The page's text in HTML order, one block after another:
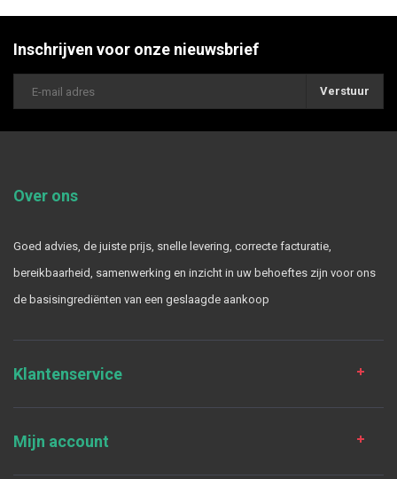
Inschrijven voor onze nieuwsbrief
Verstuur
Over ons
Goed advies, de juiste prijs, snelle levering, correcte facturatie,
bereikbaarheid, samenwerking en inzicht in uw behoeftes zijn voor ons
de basisingrediënten van een geslaagde aankoop
Klantenservice
Mijn account